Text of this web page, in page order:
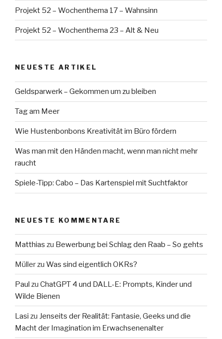
Projekt 52 – Wochenthema 17 – Wahnsinn
Projekt 52 – Wochenthema 23 – Alt & Neu
NEUESTE ARTIKEL
Geldsparwerk – Gekommen um zu bleiben
Tag am Meer
Wie Hustenbonbons Kreativität im Büro fördern
Was man mit den Händen macht, wenn man nicht mehr
raucht
Spiele-Tipp: Cabo – Das Kartenspiel mit Suchtfaktor
NEUESTE KOMMENTARE
Matthias zu Bewerbung bei Schlag den Raab – So gehts
Müllerzu Was sind eigentlich OKRs?
Paul zu ChatGPT 4 und DALL-E: Prompts, Kinder und
Wilde Bienen
Lasi zu Jenseits der Realität: Fantasie, Geeks und die
Macht der Imagination im Erwachsenenalter